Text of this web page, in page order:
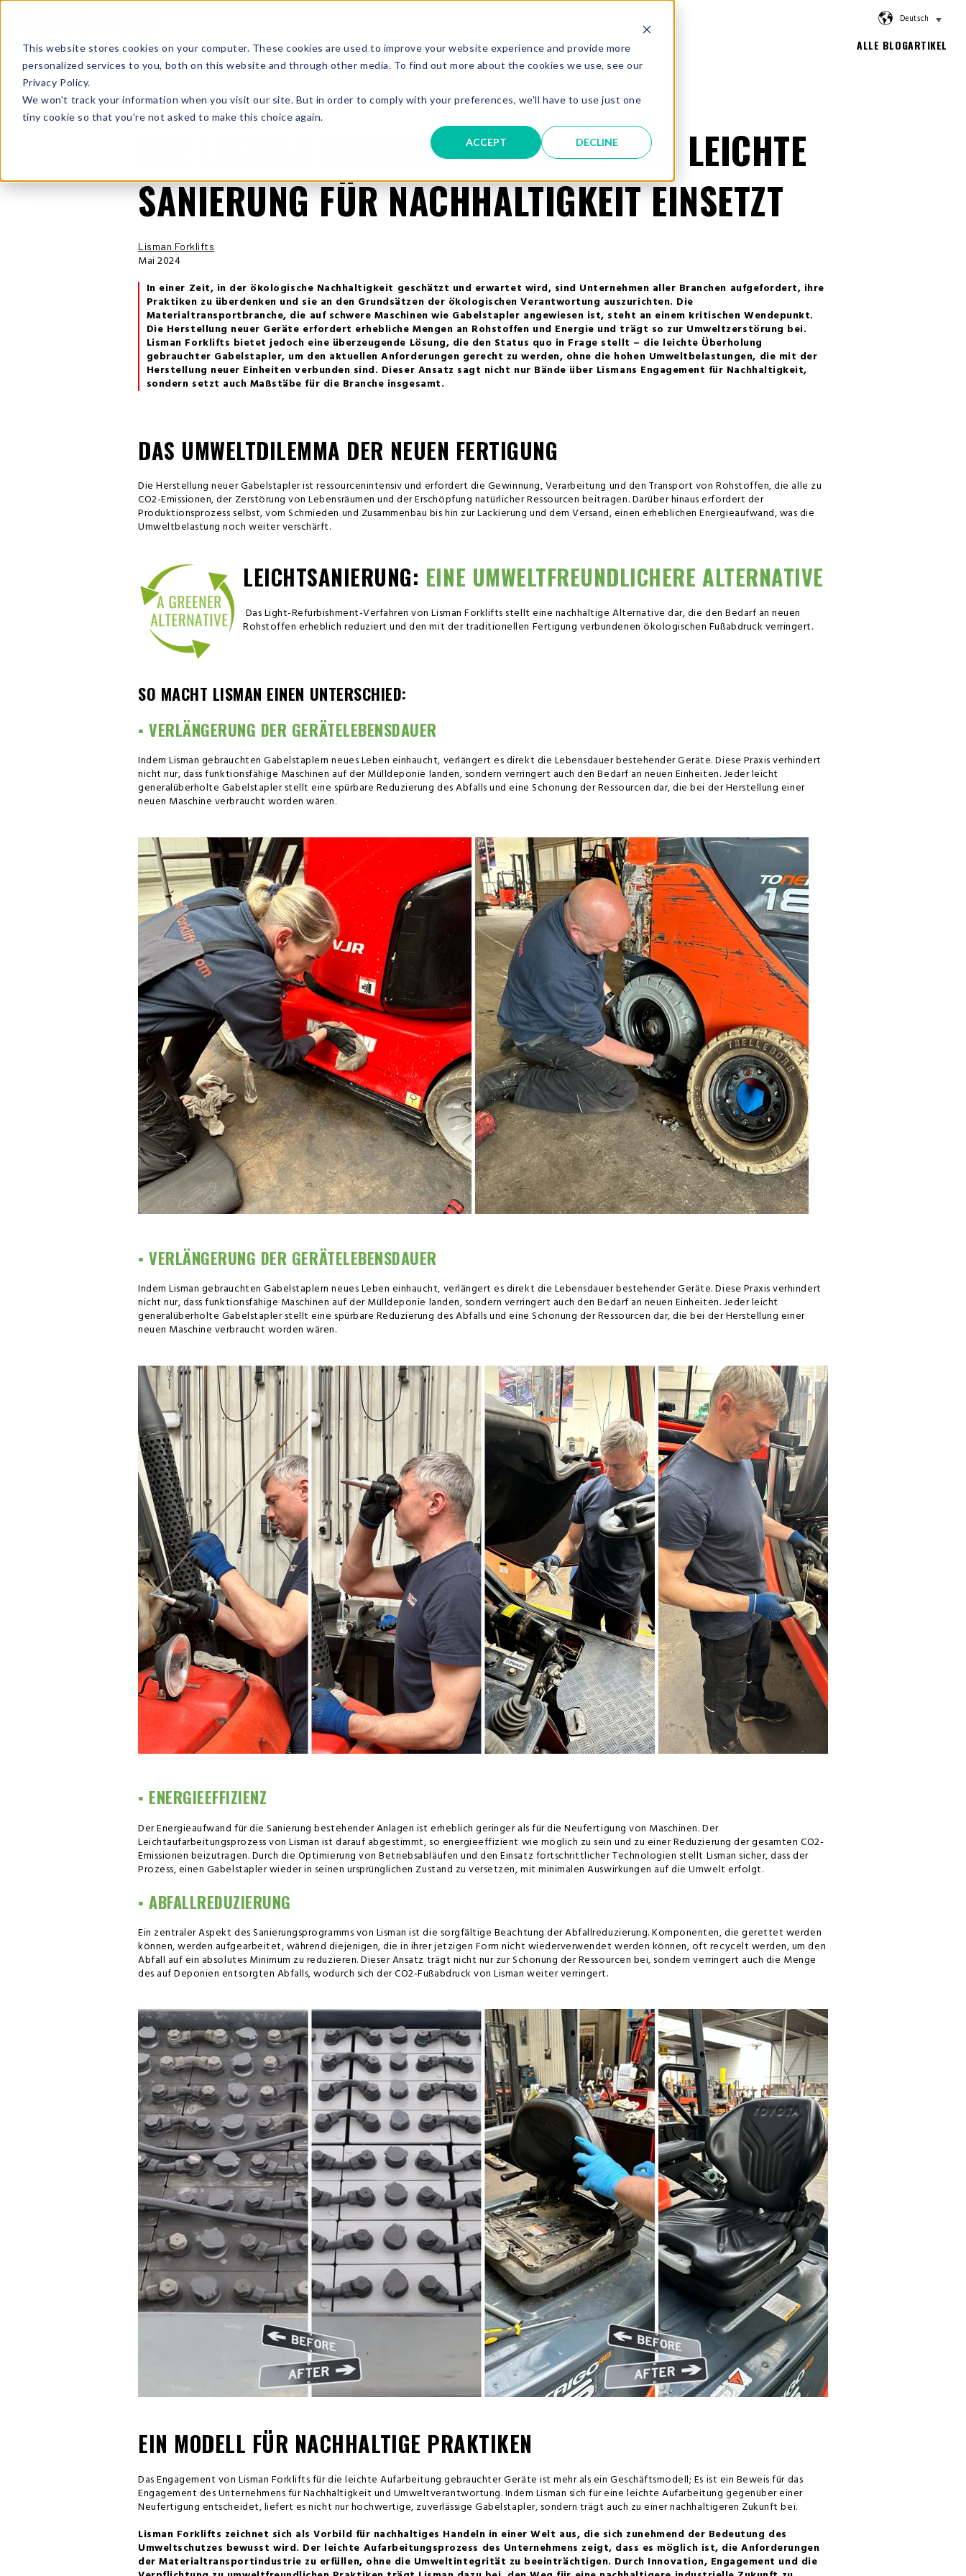
This website stores cookies on your computer. These cookies are used to improve your website experience and provide more
personalized services to you, both on this website and through other media. To find out more about the cookies we use, see our
Privacy Policy.
We won't track your information when you visit our site. But in order to comply with your preferences, we'll have to use just one
tiny cookie so that you're not asked to make this choice again.
ACCEPT DECLINE
Deutsch
ALLE BLOGARTIKEL
WIE LISMAN FORKLIFTS SICH DURCH LEICHTE
SANIERUNG FÜR NACHHALTIGKEIT EINSETZT
Lisman Forklifts
Mai 2024
In einer Zeit, in der ökologische Nachhaltigkeit geschätzt und erwartet wird, sind Unternehmen aller Branchen aufgefordert, ihre
Praktiken zu überdenken und sie an den Grundsätzen der ökologischen Verantwortung auszurichten. Die
Materialtransportbranche, die auf schwere Maschinen wie Gabelstapler angewiesen ist, steht an einem kritischen Wendepunkt.
Die Herstellung neuer Geräte erfordert erhebliche Mengen an Rohstoffen und Energie und trägt so zur Umweltzerstörung bei.
Lisman Forklifts bietet jedoch eine überzeugende Lösung, die den Status quo in Frage stellt – die leichte Überholung
gebrauchter Gabelstapler, um den aktuellen Anforderungen gerecht zu werden, ohne die hohen Umweltbelastungen, die mit der
Herstellung neuer Einheiten verbunden sind. Dieser Ansatz sagt nicht nur Bände über Lismans Engagement für Nachhaltigkeit,
sondern setzt auch Maßstäbe für die Branche insgesamt.
DAS UMWELTDILEMMA DER NEUEN FERTIGUNG
Die Herstellung neuer Gabelstapler ist ressourcenintensiv und erfordert die Gewinnung, Verarbeitung und den Transport von Rohstoffen, die alle zu
CO2-Emissionen, der Zerstörung von Lebensräumen und der Erschöpfung natürlicher Ressourcen beitragen. Darüber hinaus erfordert der
Produktionsprozess selbst, vom Schmieden und Zusammenbau bis hin zur Lackierung und dem Versand, einen erheblichen Energieaufwand, was die
Umweltbelastung noch weiter verschärft.
LEICHTSANIERUNG: EINE UMWELTFREUNDLICHERE ALTERNATIVE
Das Light-Refurbishment-Verfahren von Lisman Forklifts stellt eine nachhaltige Alternative dar, die den Bedarf an neuen
Rohstoffen erheblich reduziert und den mit der traditionellen Fertigung verbundenen ökologischen Fußabdruck verringert.
SO MACHT LISMAN EINEN UNTERSCHIED:
▪️ VERLÄNGERUNG DER GERÄTELEBENSDAUER
Indem Lisman gebrauchten Gabelstaplern neues Leben einhaucht, verlängert es direkt die Lebensdauer bestehender Geräte. Diese Praxis verhindert
nicht nur, dass funktionsfähige Maschinen auf der Mülldeponie landen, sondern verringert auch den Bedarf an neuen Einheiten. Jeder leicht
generalüberholte Gabelstapler stellt eine spürbare Reduzierung des Abfalls und eine Schonung der Ressourcen dar, die bei der Herstellung einer
neuen Maschine verbraucht worden wären.
▪️ VERLÄNGERUNG DER GERÄTELEBENSDAUER
Indem Lisman gebrauchten Gabelstaplern neues Leben einhaucht, verlängert es direkt die Lebensdauer bestehender Geräte.Diese Praxis verhindert
nicht nur, dass funktionsfähige Maschinen auf der Mülldeponie landen, sondern verringert auch den Bedarf an neuen Einheiten.Jeder leicht
generalüberholte Gabelstapler stellt eine spürbare Reduzierung des Abfalls und eine Schonung der Ressourcen dar, die bei der Herstellung einer
neuen Maschine verbraucht worden wären.
▪️ ENERGIEEFFIZIENZ
Der Energieaufwand für die Sanierung bestehender Anlagen ist erheblich geringer als für die Neufertigung von Maschinen. Der
Leichtaufarbeitungsprozess von Lisman ist darauf abgestimmt, so energieeffizient wie möglich zu sein und zu einer Reduzierung der gesamten CO2-
Emissionen beizutragen. Durch die Optimierung von Betriebsabläufen und den Einsatz fortschrittlicher Technologien stellt Lisman sicher, dass der
Prozess, einen Gabelstapler wieder in seinen ursprünglichen Zustand zu versetzen, mit minimalen Auswirkungen auf die Umwelt erfolgt.
▪️ ABFALLREDUZIERUNG
Ein zentraler Aspekt des Sanierungsprogramms von Lisman ist die sorgfältige Beachtung der Abfallreduzierung. Komponenten, die gerettet werden
können, werden aufgearbeitet, während diejenigen, die in ihrer jetzigen Form nicht wiederverwendet werden können, oft recycelt werden, um den
Abfall auf ein absolutes Minimum zu reduzieren. Dieser Ansatz trägt nicht nur zur Schonung der Ressourcen bei, sondern verringert auch die Menge
des auf Deponien entsorgten Abfalls, wodurch sich der CO2-Fußabdruck von Lisman weiter verringert.
EIN MODELL FÜR NACHHALTIGE PRAKTIKEN
Das Engagement von Lisman Forklifts für die leichte Aufarbeitung gebrauchter Geräte ist mehr als ein Geschäftsmodell; Es ist ein Beweis für das
Engagement des Unternehmens für Nachhaltigkeit und Umweltverantwortung. Indem Lisman sich für eine leichte Aufarbeitung gegenüber einer
Neufertigung entscheidet, liefert es nicht nur hochwertige, zuverlässige Gabelstapler, sondern trägt auch zu einer nachhaltigeren Zukunft bei.
Lisman Forklifts zeichnet sich als Vorbild für nachhaltiges Handeln in einer Welt aus, die sich zunehmend der Bedeutung des
Umweltschutzes bewusst wird. Der leichte Aufarbeitungsprozess des Unternehmens zeigt, dass es möglich ist, die Anforderungen
der Materialtransportindustrie zu erfüllen, ohne die Umweltintegrität zu beeinträchtigen. Durch Innovation, Engagement und die